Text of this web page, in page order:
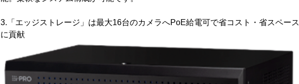
3.「エッジストレージ」は最大16台のカメラへPoE給電可で省コスト・省スペース
に貢献